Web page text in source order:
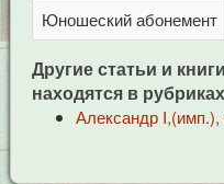
Юношеский абонемент
Другие статьи и
находятся в
Александр